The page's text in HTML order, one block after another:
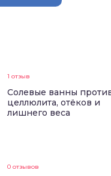
1 отзыв
Солевые ванны
целлюлита, отёков и
лишнего веса
0 отзывов